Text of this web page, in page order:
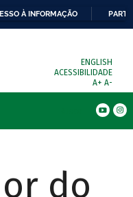
À INFORMAÇÃO
ENGLISH
ACESSIBILIDADE
A+ A-
do